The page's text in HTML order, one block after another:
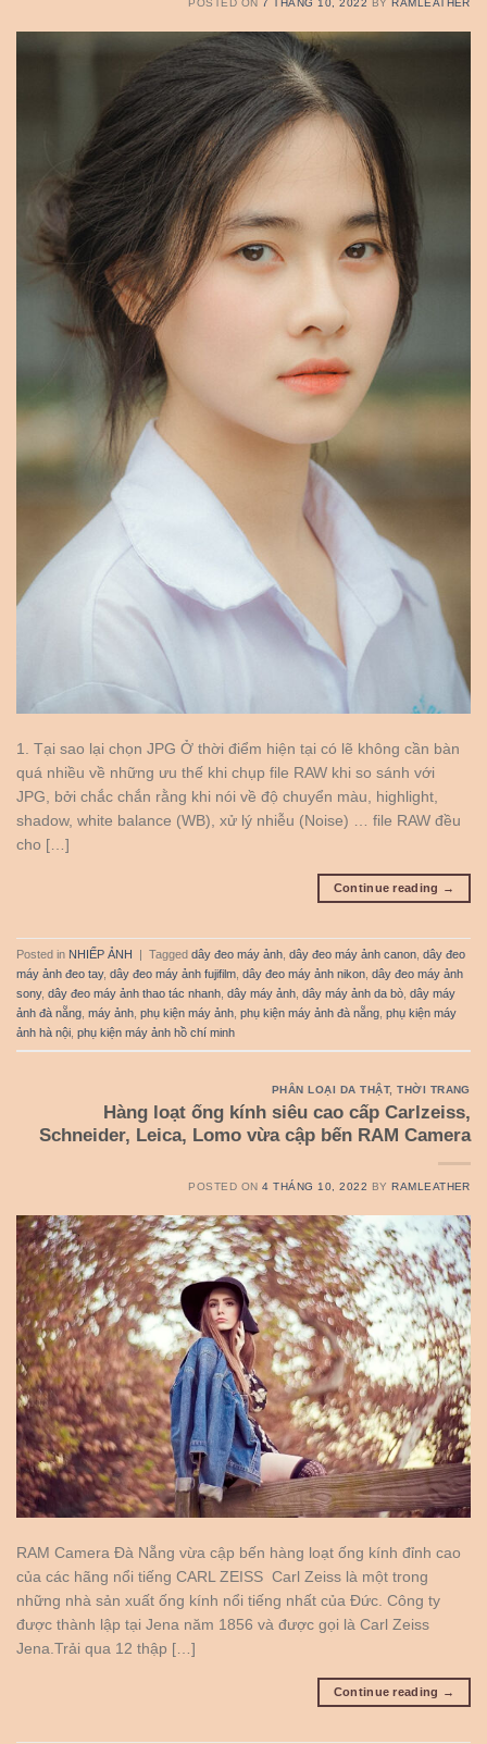
POSTED ON 7 THÁNG 10, 2022 BY RAMLEATHER
1. Tại sao lại chọn JPG Ở thời điểm hiện tại có lẽ không cần bàn
quá nhiều về những ưu thế khi chụp file RAW khi so sánh với
JPG, bởi chắc chắn rằng khi nói về độ chuyển màu, highlight,
shadow, white balance (WB), xử lý nhiễu (Noise) … file RAW đều
cho […]
Continue reading →
Posted in NHIẾP ẢNH Tagged dây đeo máy ảnh, dây đeo máy ảnh canon, dây đeo
máy ảnh đeo tay, dây đeo máy ảnh fujifilm, dây đeo máy ảnh nikon, dây đeo máy ảnh
sony, dây đeo máy ảnh thao tác nhanh, dây máy ảnh, dây máy ảnh da bò, dây máy
ảnh đà nẵng, máy ảnh, phụ kiện máy ảnh, phụ kiện máy ảnh đà nẵng, phụ kiện máy
ảnh hà nội, phụ kiện máy ảnh hồ chí minh
PHÂN LOẠI DA THẬT,THỜI TRANG
Hàng loạt ống kính siêu cao cấp Carlzeiss,
Schneider, Leica, Lomo vừa cập bến RAM Camera
POSTED ON4 THÁNG 10, 2022 BYRAMLEATHER
RAM Camera Đà Nẵng vừa cập bến hàng loạt ống kính đỉnh cao
của các hãng nổi tiếng CARL ZEISS Carl Zeiss là một trong
những nhà sản xuất ống kính nổi tiếng nhất của Đức. Công ty
được thành lập tại Jena năm 1856 và được gọi là Carl Zeiss
Jena.Trải qua 12 thập […]
Continue reading →